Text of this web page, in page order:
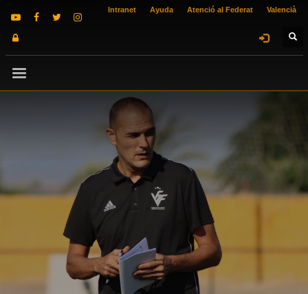
Intranet Ayuda Atenció al Federat Valencià